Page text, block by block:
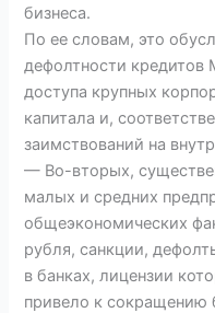
бизнеса.
По ее словам, это
дефолтности кредитов
доступа крупных
капитала и,
заимствований на
— Во-вторых,
малых и средних
общеэкономических
рубля, санкции,
в банках, лицензии
привело к сокращению